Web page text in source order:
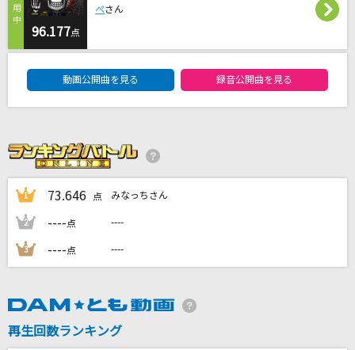
勿忘
Awesome City Club
このまま君だけを奪い去りたい
My Buddy
セレナーデ
96.177点
ぺさん
動画公開曲を見る 録音公開曲を見る
1 73.646 点 みなっちさん
2 ----点 ----
3 ----点 ----
再生回数ランキング